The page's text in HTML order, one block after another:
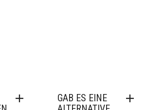
GAB ES EINE